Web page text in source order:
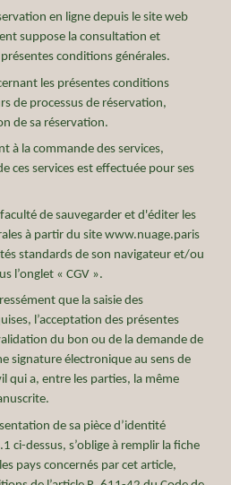
en ligne depuis le site web
suppose la consultation et
conditions générales.
les présentes conditions
de processus de réservation,
de sa réservation.
à la commande des services,
ces services est effectuée pour ses
de sauvegarder et d'éditer les
à partir du site www.nuage.paris
standards de son navigateur et/ou
l’onglet « CGV ».
que la saisie des
l’acceptation des présentes
du bon ou de la demande de
signature électronique au sens de
qui a, entre les parties, la même
de sa pièce d’identité
ci-dessus, s’oblige à remplir la fiche
pays concernés par cet article,